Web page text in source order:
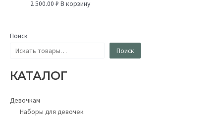
Поиск
Поиск
КАТАЛОГ
Девочкам
Наборы для девочек
2 500.00₽ В корзину